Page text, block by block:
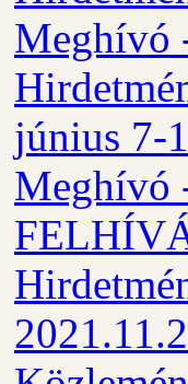
Meghívó
június 7-
Meghívó